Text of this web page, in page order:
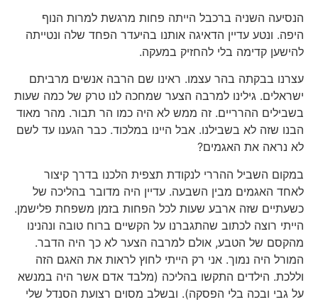
הנסיעה השניה ברכבל הייתה פחות מרגשת למרות הנוף
היפה. ונטע עדיין הדאיגה אותנו בהיעדר הפחד שלה ונטייתה
להישען קדימה בלי להחזיק במעקה.
עצרנו בבקתה בהר עצמו. ראינו שם הרבה אנשים מרביתם
ישראלים. גילינו למרבה הצער שמחכה לנו טרק של כמה שעות
בשבילים ההרריים. זה ממש לא היה כמו הר תבור. מהר מאוד
הבנו שזה לא בשבילנו. אבל היינו במלכוד. כבר הגענו עד לשם
לא נראה את האגמים?
במקום השביל ההררי לנקודת תצפית הלכנו בדרך קיצור
לאחד האגמים מבין השבעה. עדיין היה מדובר בהליכה של
כשעתיים שזה ארבע שעות לכל הפחות בזמן משפחת פלישמן.
הייתי רוצה לכתוב שהתגברנו על הקשיים ברוח טובה ונהנינו
מהקסם של הטבע, אולם למרבה הצער לא כך היה הדבר.
המורל היה נמוך. אני רק הייתי לחוץ לראות את האגם הזה
וללכת. הילדים התקשו בהליכה (מלבד אדם אשר היה במנשא
על גבי ובכה בלי הפסקה). ובשלב מסוים רצועת הסנדל שלי